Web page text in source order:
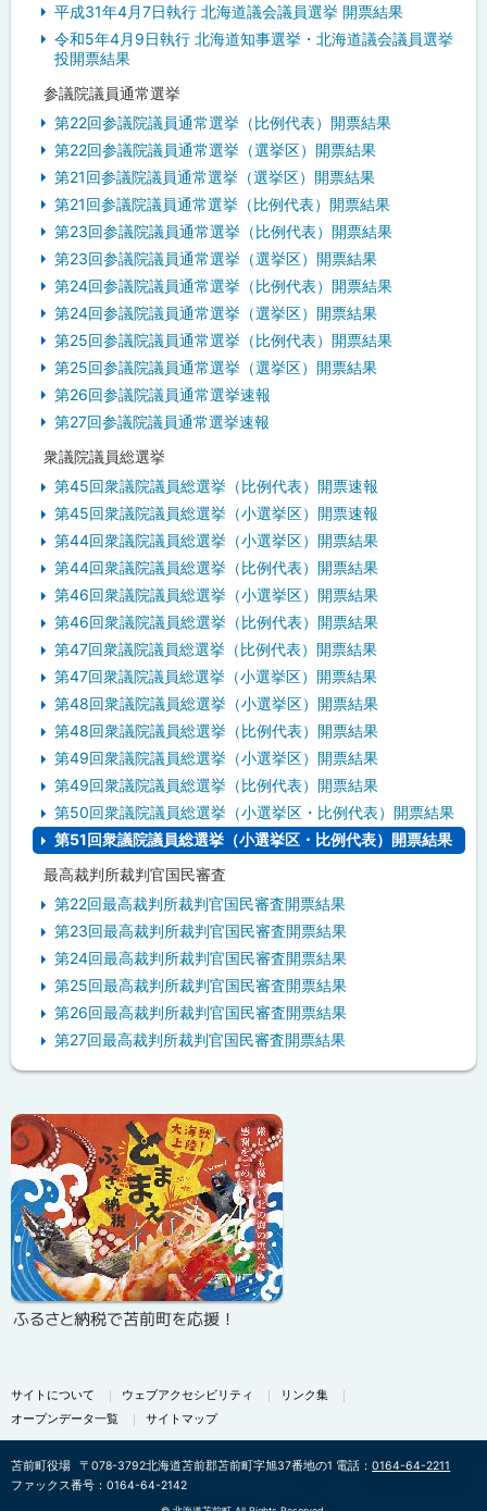
平成31年4月7日執行 北海道議会議員選挙 開票結果
令和5年4月9日執行 北海道知事選挙・北海道議会議員選挙
投開票結果
参議院議員通常選挙
第22回参議院議員通常選挙（比例代表）開票結果
第22回参議院議員通常選挙（選挙区）開票結果
第21回参議院議員通常選挙（選挙区）開票結果
第21回参議院議員通常選挙（比例代表）開票結果
第23回参議院議員通常選挙（比例代表）開票結果
第23回参議院議員通常選挙（選挙区）開票結果
第24回参議院議員通常選挙（比例代表）開票結果
第24回参議院議員通常選挙（選挙区）開票結果
第25回参議院議員通常選挙（比例代表）開票結果
第25回参議院議員通常選挙（選挙区）開票結果
第26回参議院議員通常選挙速報
第27回参議院議員通常選挙速報
衆議院議員総選挙
第45回衆議院議員総選挙（比例代表）開票速報
第45回衆議院議員総選挙（小選挙区）開票速報
第44回衆議院議員総選挙（小選挙区）開票結果
第44回衆議院議員総選挙（比例代表）開票結果
第46回衆議院議員総選挙（小選挙区）開票結果
第46回衆議院議員総選挙（比例代表）開票結果
第47回衆議院議員総選挙（比例代表）開票結果
第47回衆議院議員総選挙（小選挙区）開票結果
第48回衆議院議員総選挙（小選挙区）開票結果
第48回衆議院議員総選挙（比例代表）開票結果
第49回衆議院議員総選挙（小選挙区）開票結果
第49回衆議院議員総選挙（比例代表）開票結果
第50回衆議院議員総選挙（小選挙区・比例代表）開票結果
第51回衆議院議員総選挙（小選挙区・比例代表）開票結果
最高裁判所裁判官国民審査
第22回最高裁判所裁判官国民審査開票結果
第23回最高裁判所裁判官国民審査開票結果
第24回最高裁判所裁判官国民審査開票結果
第25回最高裁判所裁判官国民審査開票結果
第26回最高裁判所裁判官国民審査開票結果
第27回最高裁判所裁判官国民審査開票結果
ッ
ク
ア
ッ
プ
ふるさと納税で苫前町を応援！
サイトについて ウェブアクセシビリティ
リンク集
オープンデータ一覧
サイトマップ
苫前町役場 〒078-3792北海道苫前郡苫前町字旭37番地の1 電話：0164-64-2211
ファックス番号：0164-64-2142